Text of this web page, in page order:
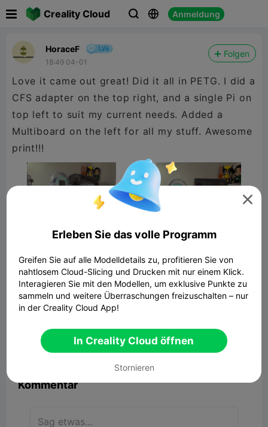
Creality Cloud   Anmeldung
HoraceF
18:49 04-01
Folgen
Love it came out great! Did it all in PETG. I did a
CFS adapter on the top right, and a single Pi on
top left to suit my current needs. Added a
Multiboard on the left for all my stuff. Awesome
print!!!
D3P Riser for K2
Bericht 8  4
Kommentar

Erleben Sie das volle Programm
Greifen Sie auf alle Modelldetails zu, profitieren Sie von
nahtlosem Cloud-Slicing und Drucken mit nur einem Klick.
Interagieren Sie mit den Modellen, um exklusive Punkte zu
sammeln und weitere Überraschungen freizuschalten – nur
in der Creality Cloud App!
In Creality Cloud öffnen
Stornieren